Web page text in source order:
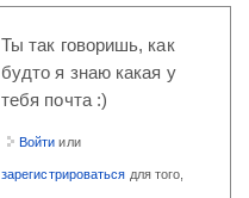
Ты так говоришь, как
будто я знаю какая у
тебя почта :)
Войти или
зарегистрироваться для того,